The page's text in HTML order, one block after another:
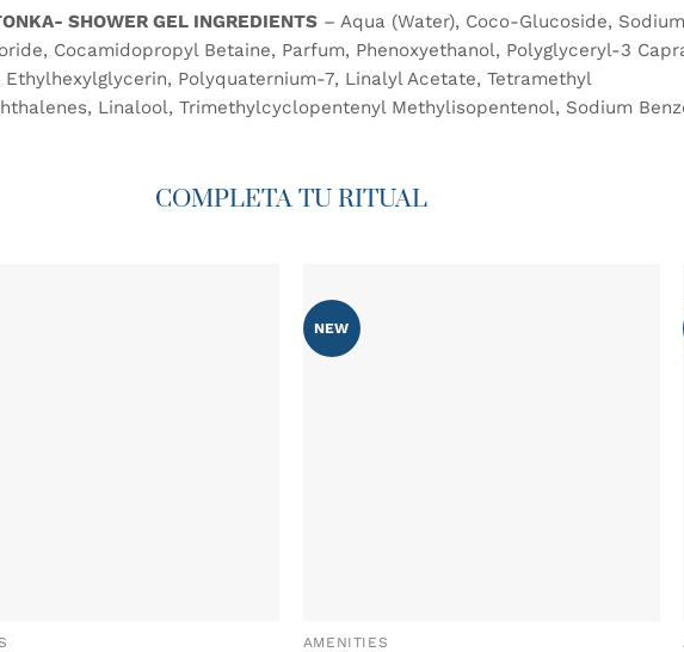
SHOWER GEL INGREDIENTS– Aqua (Water), Coco-Glucoside,
Cocamidopropyl Betaine, Parfum, Phenoxyethanol, Polyglyceryl-3
Polyquaternium-7, Linalyl Acetate, Tetramethyl
Linalool, Trimethylcyclopentenyl Methylisopentenol, Sodium
COMPLETA TU RITUAL
NEW
AMENITIES